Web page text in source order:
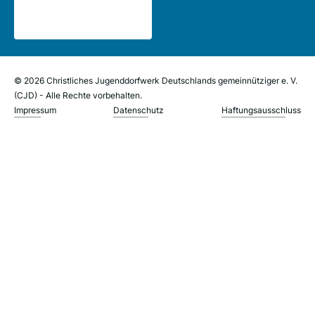
© 2026 Christliches Jugenddorfwerk Deutschlands gemeinnütziger e. V.
(CJD) - Alle Rechte vorbehalten.
Impressum
Datenschutz Haftungsausschluss